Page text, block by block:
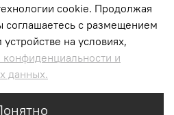
520 56 65
ул., д.17. БЦ Верейская
II
создан на inSales
cookie. Продолжая
соглашаетесь с размещением
на условиях,
конфиденциальности и
данных.